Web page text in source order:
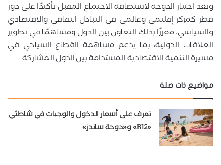
ويعد اختيار الدوحة لاستضافة الاجتماع المقبل تأكيدًا على دور
قطر كمركز إقليمي وعالمي في التبادل الثقافي والاقتصادي
والسياسي، معززًا بذلك التعاون بين الدول ومساهمًا في تطوير
العلاقات الدولية، بما يدعم مساهمة القطاع السياحي في
مسيرة التنمية الاقتصادية المستدامة بين الدول المشاركة.
مواضيع ذات صلة
تعرف على أسعار الدخول والوجبات في شاطئي
«B12» و«دوحة ساندز»